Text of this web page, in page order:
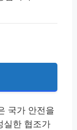
국가 안전을
실한 협조가